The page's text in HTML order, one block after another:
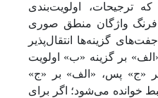
ترجیحات، اولویت‌بندی
واژگان منطق صوری
گزینه‌ها انتقال‌پذیر
بر گزینه «ب» اولویت
«ج» پس، «الف» بر «ج»
خوانده می‌شود؛ اگر برای